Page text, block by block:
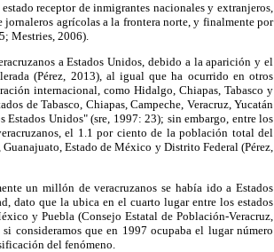
receptor de inmigrantes nacionales y extranjeros,
agrícolas a la frontera norte, y finalmente por
Mestries, 2006).
a Estados Unidos, debido a la aparición y el
(Pérez, 2013), al igual que ha ocurrido en otros
internacional, como Hidalgo, Chiapas, Tabasco y
de Tabasco, Chiapas, Campeche, Veracruz, Yucatán
Unidos" (sre, 1997: 23); sin embargo, entre los
el 1.1 por ciento de la población total del
Estado de México y Distrito Federal (Pérez,
un millón de veracruzanos se había ido a Estados
dato que la ubica en el cuarto lugar entre los estados
y Puebla (Consejo Estatal de Población-Veracruz,
consideramos que en 1997 ocupaba el lugar número
del fenómeno.